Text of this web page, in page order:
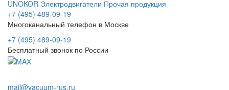
UNOKOR Электродвигатели Прочая продукция
+7 (495) 489-09-19
Многоканальный телефон в Москве
+7 (495) 489-09-19
Бесплатный звонок по России
mail@vacuum-rus.ru